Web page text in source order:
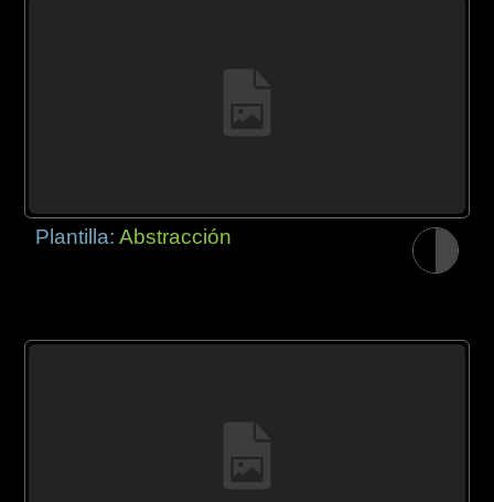
Plantilla:Abstracción